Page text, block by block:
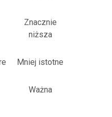
Znacznie
niższa
Mniej istotne
Ważna